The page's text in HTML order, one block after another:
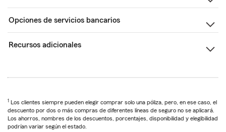
Opciones de servicios bancarios
Recursos adicionales
1 Los clientes siempre pueden elegir comprar solo una póliza, pero, en ese caso, el
descuento por dos o más compras de diferentes líneas de seguro no se aplicará.
Los ahorros, nombres de los descuentos, porcentajes, disponibilidad y elegibilidad
podrían variar según el estado.